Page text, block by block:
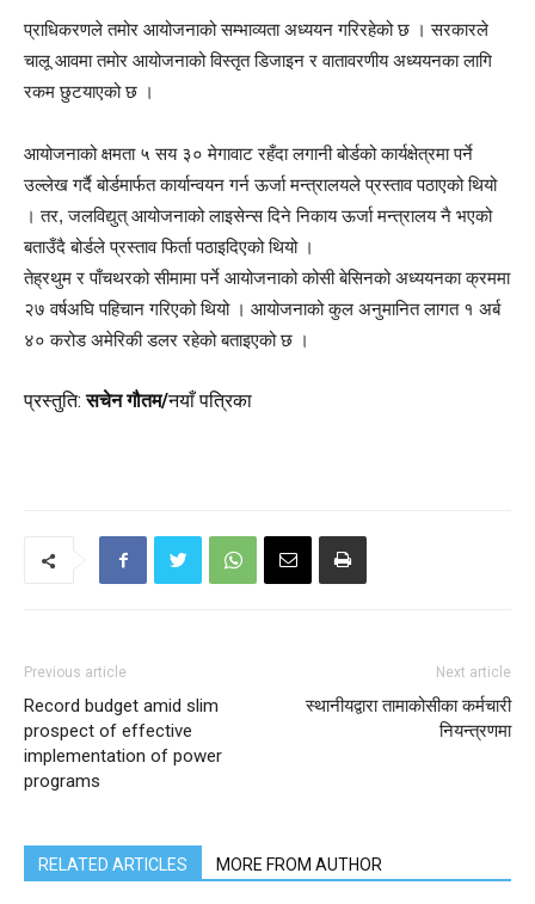
प्राधिकरणले तमोर आयोजनाको सम्भाव्यता अध्ययन गरिरहेको छ । सरकारले
चालू आवमा तमोर आयोजनाको विस्तृत डिजाइन र वातावरणीय अध्ययनका लागि
रकम छुटयाएको छ ।
आयोजनाको क्षमता ५ सय ३० मेगावाट रहँदा लगानी बोर्डको कार्यक्षेत्रमा पर्ने
उल्लेख गर्दै बोर्डमार्फत कार्यान्वयन गर्न ऊर्जा मन्त्रालयले प्रस्ताव पठाएको थियो
। तर, जलविद्युत् आयोजनाको लाइसेन्स दिने निकाय ऊर्जा मन्त्रालय नै भएको
बताउँदै बोर्डले प्रस्ताव फिर्ता पठाइदिएको थियो ।
तेह्रथुम र पाँचथरको सीमामा पर्ने आयोजनाको कोसी बेसिनको अध्ययनका क्रममा
२७ वर्षअघि पहिचान गरिएको थियो । आयोजनाको कुल अनुमानित लागत १ अर्ब
४० करोड अमेरिकी डलर रहेको बताइएको छ ।
प्रस्तुति:सचेन गौतम/नयाँ पत्रिका
Previous article
Record budget amid slim
prospect of effective
implementation of power
programs
Next article
स्थानीयद्वारा तामाकोसीका कर्मचारी
नियन्त्रणमा
RELATED ARTICLES MORE FROM AUTHOR